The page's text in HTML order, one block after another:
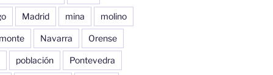
Madrid mina molino
monte Navarra Orense
población Pontevedra